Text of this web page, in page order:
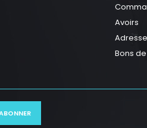
Avoirs
Bons